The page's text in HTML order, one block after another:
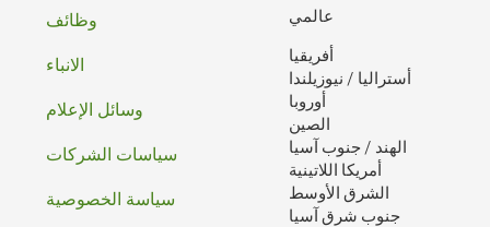
عالمي
أفريقيا
أستراليا / نيوزيلندا
أوروبا
الصين
الهند / جنوب آسيا
أمريكا اللاتينية
الشرق الأوسط
جنوب شرق آسيا
تذييل
الصفحه
وظائف
الانباء
وسائل الإعلام
سياسات الشركات
سياسة الخصوصية